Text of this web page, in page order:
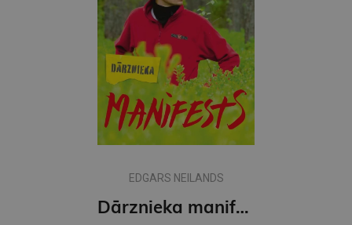
EDGARS NEILANDS
Dārznieka manifests